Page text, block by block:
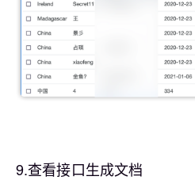
9.查看接口生成文档